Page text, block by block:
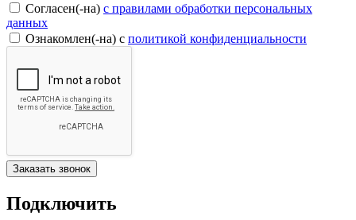
Согласен(-на) c правилами обработки персональных
данных
Ознакомлен(-на) с политикой конфиденциальности
Подключить